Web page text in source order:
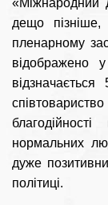
«Міжнародний
дещо
пленарному
відображено
нормальних
дуже
політиці.